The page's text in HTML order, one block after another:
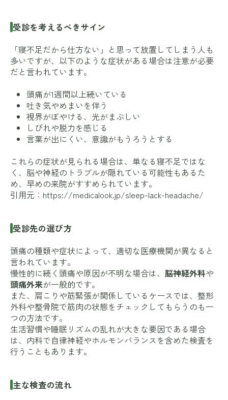
受診を考えるべきサイン
「寝不足だから仕方ない」と思って放置してしまう人も
多いですが、以下のような症状がある場合は注意が必要
だと言われています。
頭痛が1週間以上続いている
吐き気やめまいを伴う
視界がぼやける、光がまぶしい
しびれや脱力を感じる
言葉が出にくい、意識がもうろうとする
これらの症状が見られる場合は、単なる寝不足ではな
く、脳や神経のトラブルが隠れている可能性もあるた
め、早めの来院がすすめられています。
引用元： https://medicalook.jp/sleep-lack-headache/
受診先の選び方
頭痛の種類や症状によって、適切な医療機関が異なると
言われています。
慢性的に続く頭痛や原因が不明な場合は、 脳神経外科や
頭痛外来が一般的です。
また、肩こりや筋緊張が関係しているケースでは、整形
外科や整骨院で筋肉の状態をチェックしてもらうのも一
つの方法です。
生活習慣や睡眠リズムの乱れが大きな要因である場合
は、内科で自律神経やホルモンバランスを含めた検査を
行うこともあります。
主な検査の流れ